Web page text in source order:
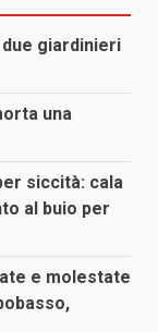
giardinieri
una
siccità: cala
al buio per
e molestate